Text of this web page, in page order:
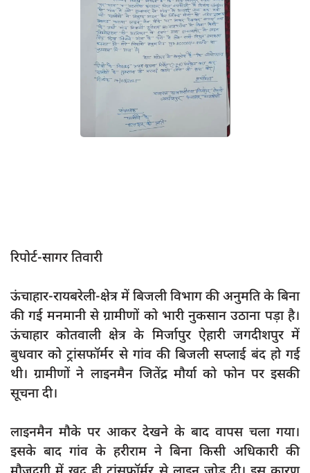
प्रशासनिक
दुर्घटना
editors-pick
other
Login
रिपोर्ट-सागर तिवारी
ऊंचाहार-रायबरेली-क्षेत्र में बिजली विभाग की अनुमति के बिना
की गई मनमानी से ग्रामीणों को भारी नुकसान उठाना पड़ा है।
ऊंचाहार कोतवाली क्षेत्र के मिर्जापुर ऐहारी जगदीशपुर में
बुधवार को ट्रांसफॉर्मर से गांव की बिजली सप्लाई बंद हो गई
थी। ग्रामीणों ने लाइनमैन जितेंद्र मौर्या को फोन पर इसकी
सूचना दी।
लाइनमैन मौके पर आकर देखने के बाद वापस चला गया।
इसके बाद गांव के हरीराम ने बिना किसी अधिकारी की